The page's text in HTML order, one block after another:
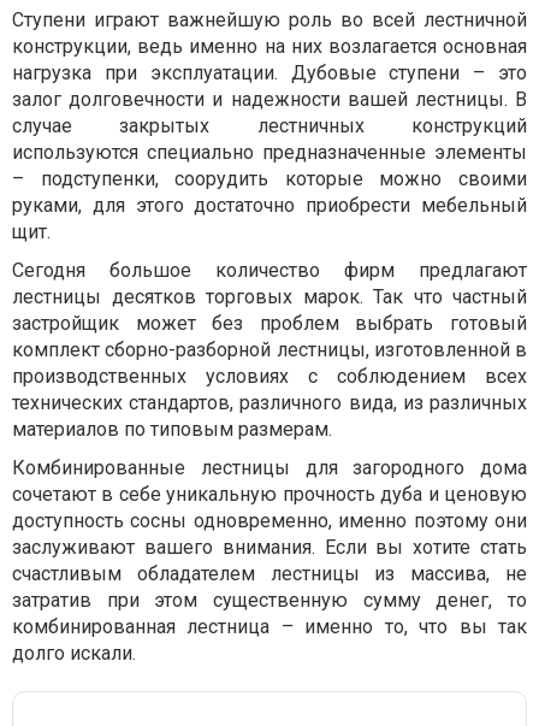
Ступени играют важнейшую роль во всей лестничной
конструкции, ведь именно на них возлагается основная
нагрузка при эксплуатации. Дубовые ступени – это
залог долговечности и надежности вашей лестницы. В
случае закрытых лестничных конструкций
используются специально предназначенные элементы
– подступенки, соорудить которые можно своими
руками, для этого достаточно приобрести мебельный
щит.
Сегодня большое количество фирм предлагают
лестницы десятков торговых марок. Так что частный
застройщик может без проблем выбрать готовый
комплект сборно-разборной лестницы, изготовленной в
производственных условиях с соблюдением всех
технических стандартов, различного вида, из различных
материалов по типовым размерам.
Комбинированные лестницы для загородного дома
сочетают в себе уникальную прочность дуба и ценовую
доступность сосны одновременно, именно поэтому они
заслуживают вашего внимания. Если вы хотите стать
счастливым обладателем лестницы из массива, не
затратив при этом существенную сумму денег, то
комбинированная лестница – именно то, что вы так
долго искали.